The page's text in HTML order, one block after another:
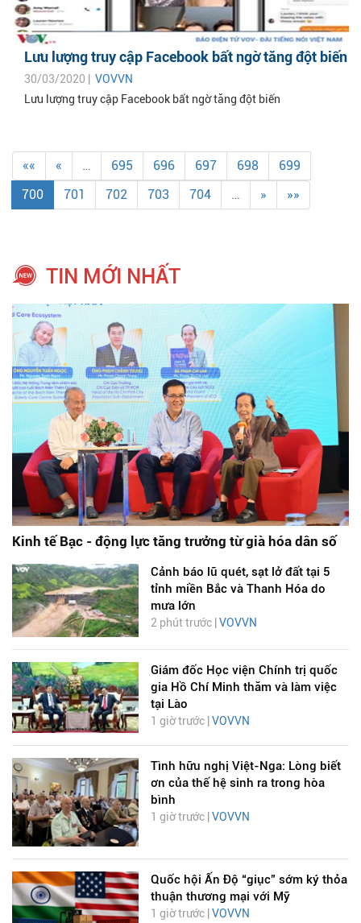
Lưu lượng truy cập Facebook bất ngờ tăng đột biến
30/03/2020 | VOVVN
Lưu lượng truy cập Facebook bất ngờ tăng đột biến
«« « … 695 696 697 698
699
700
701 702 703 704 … » »»
TIN MỚI NHẤT
Kinh tế Bạc - động lực tăng trưởng từ già hóa dân số
Cảnh báo lũ quét, sạt lở đất tại 5
tỉnh miền Bắc và Thanh Hóa do
mưa lớn
2 phút trước | VOVVN
Giám đốc Học viện Chính trị quốc
gia Hồ Chí Minh thăm và làm việc
tại Lào
1 giờ trước | VOVVN
Tình hữu nghị Việt-Nga: Lòng biết
ơn của thế hệ sinh ra trong hòa
bình
1 giờ trước | VOVVN
Quốc hội Ấn Độ “giục” sớm ký thỏa
thuận thương mại với Mỹ
1 giờ trước |VOVVN